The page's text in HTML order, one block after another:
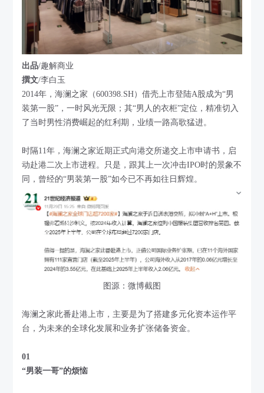
出品/趣解商业
撰文/李白玉
2014年，海澜之家（600398.SH）借壳上市登陆A股成为“男
装第一股”，一时风光无限；其“男人的衣柜”定位，精准切入
了当时男性消费崛起的红利期，业绩一路高歌猛进。
时隔11年，海澜之家近期正式向港交所递交上市申请书，启
动赴港二次上市进程。只是，跟其上一次冲击IPO时的景象不
同，曾经的“男装第一股”如今已不再如往日辉煌。
图源：微博截图
海澜之家此番赴港上市，主要是为了搭建多元化资本运作平
台，为未来的全球化发展和业务扩张储备资金。
01
“男装一哥”的烦恼